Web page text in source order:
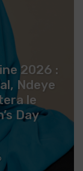
2026 :
Ndeye
le
Day